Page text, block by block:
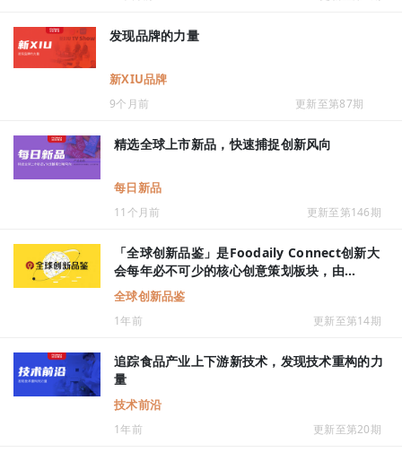
发现品牌的力量
新XIU品牌
9个月前 更新至第87期
精选全球上市新品，快速捕捉创新风向
每日新品
11个月前 更新至第146期
「全球创新品鉴」是Foodaily Connect创新大
会每年必不可少的核心创意策划板块，由
Foodaily研究院从全球28个国家和地区220,000
多款年度上新产品中严选出3,000多款创新产
品，在现场进行创新展示与品鉴，从品类、消费
呈现，为产品创新决策者们带来足不出户看遍全
球市场创新的沉浸式体验之旅，捕捉灵感、掌握
新机。
全球创新品鉴
1年前 更新至第14期
追踪食品产业上下游新技术，发现技术重构的力
量
技术前沿
1年前 更新至第20期